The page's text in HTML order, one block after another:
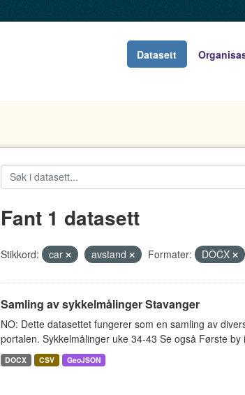
Datasett
Fant 1 datasett
Stikkord: car avstand Formater: DOCX
Samling av sykkelmålinger Stavanger
NO: Dette datasettet fungerer som en samling av
portalen. Sykkelmålinger uke 34-43 Se også Første by
DOCX CSV GeoJSON